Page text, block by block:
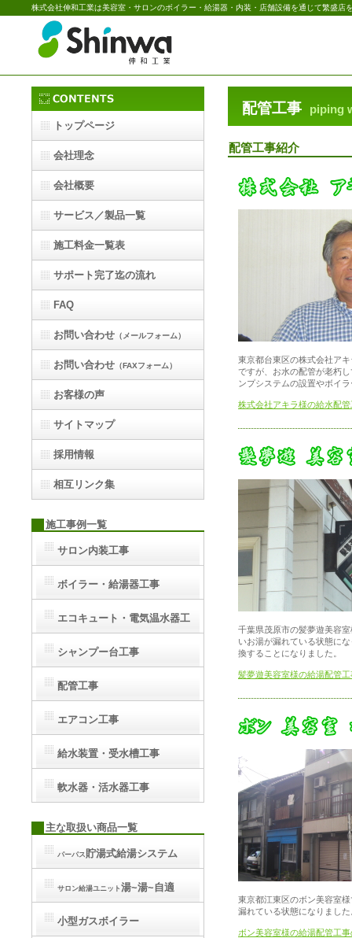
株式会社伸和工業は美容室・サロンのボイラー・給湯器・内装・店舗設備を通じて繁盛店
配管工事 piping
配管工事紹介
東京都台東区の株式会社ア
ですが、お水の配管が老朽
ンプシステムの設置やボイ
株式会社アキラ様の給水配
千葉県茂原市の髪夢遊美容
いお湯が漏れている状態に
換することになりました。
髪夢遊美容室様の給湯配管
東京都江東区のボン美容室
漏れている状態になりまし
ボン美容室様の給湯配管工
トップページ
会社理念
会社概要
サービス／製品一覧
施工料金一覧表
サポート完了迄の流れ
FAQ
お問い合わせ （メールフォーム）
お問い合わせ （FAXフォーム）
お客様の声
サイトマップ
採用情報
相互リンク集
施工事例一覧
サロン内装工事
ボイラー・給湯器工事
エコキュート・電気温水器工
事
シャンプー台工事
配管工事
エアコン工事
給水装置・受水槽工事
軟水器・活水器工事
主な取扱い商品一覧
パーパス 貯湯式給湯システム
サロン給湯ユニット 湯~湯~自適
小型ガスボイラー